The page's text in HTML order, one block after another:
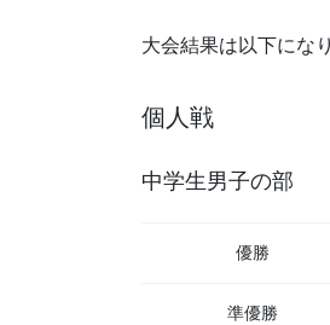
大会結果は以下にな
個人戦
中学生男子の部
優勝
準優勝